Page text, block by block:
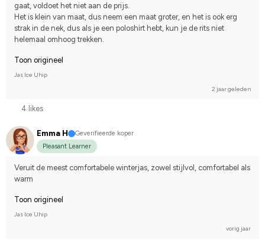
gaat, voldoet het niet aan de prijs.
Het is klein van maat, dus neem een maat groter, en het is ook erg
strak in de nek, dus als je een poloshirt hebt, kun je de rits niet
helemaal omhoog trekken.
Toon origineel
Jas Ice Uhip
2 jaar geleden
4 likes
Emma H
Geverifieerde koper
Pleasant Learner
Veruit de meest comfortabele winterjas, zowel stijlvol, comfortabel als
warm
Toon origineel
Jas Ice Uhip
vorig jaar